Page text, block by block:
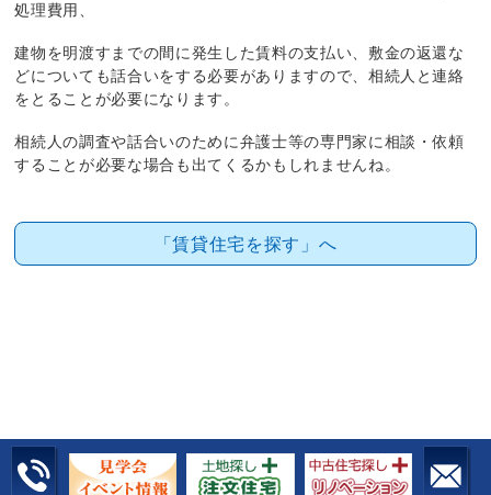
処理費用、
建物を明渡すまでの間に発生した賃料の支払い、敷金の返還な
どについても話合いをする必要がありますので、相続人と連絡
をとることが必要になります。
相続人の調査や話合いのために弁護士等の専門家に相談・依頼
することが必要な場合も出てくるかもしれませんね。
「賃貸住宅を探す」へ